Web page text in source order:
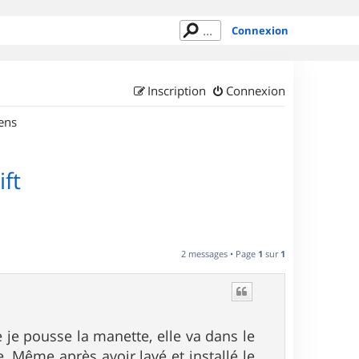
Connexion
Connexion
Inscription
2 messages • Page 1 sur 1
pousse la manette, elle va dans le